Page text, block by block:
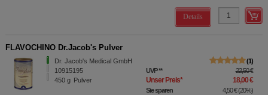
Details
FLAVOCHINO Dr.Jacob's Pulver
Dr. Jacob's Medical GmbH
10915195
450 g Pulver
1
UVP** 22,50 €
Unser Preis* 18,00 €
Sie sparen 4,50 €(20%)